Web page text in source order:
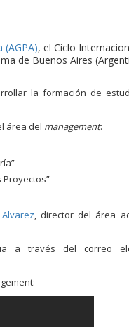
, el Ciclo
de Buenos Aires
la formación de
área del management:
, director del área
a través del correo